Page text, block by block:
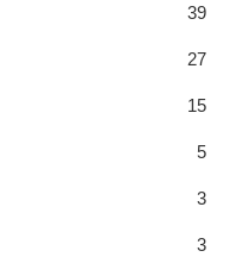
39
27
15
5
3
3